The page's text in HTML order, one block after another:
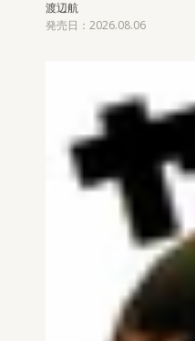
渡辺航
発売日：2026.08.06